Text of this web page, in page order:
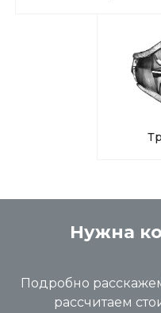
Нужна
Подробно
рассчитаем